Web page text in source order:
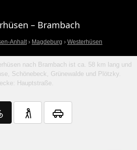
– Brambach
Anhalt› Magdeburg › Westerhüsen
nach Brambach ist ca. 58 km lang und
Schönebeck, Grünewalde und Plötzky.
Hauptstraße.